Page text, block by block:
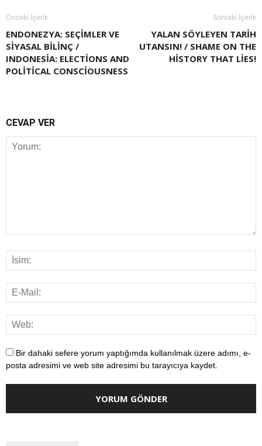
Önceki İçerik
ENDONEZYA: SEÇIMLER VE
SIYASAL BILINÇ /
INDONESIA: ELECTIONS AND
POLITICAL CONSCIOUSNESS
Sonraki İçerik
YALAN SÖYLEYEN TARIH
UTANSIN! / SHAME ON THE
HISTORY THAT LIES!
CEVAP VER
Bir dahaki sefere yorum yaptığımda kullanılmak üzere adımı, e-
posta adresimi ve web site adresimi bu tarayıcıya kaydet.